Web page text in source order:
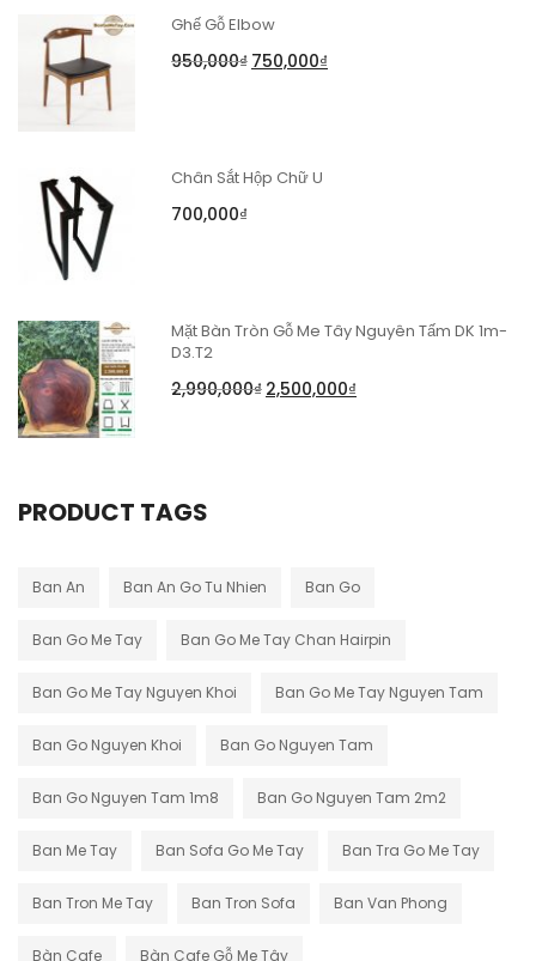
Ghế Gỗ Elbow
950,000₫ 750,000₫
Chân Sắt Hộp Chữ U
700,000₫
Mặt Bàn Tròn Gỗ Me Tây Nguyên Tấm DK 1m-
D3.T2
2,990,000₫ 2,500,000₫
PRODUCT TAGS
Ban An Ban An Go Tu Nhien Ban Go
Ban Go Me Tay Ban Go Me Tay Chan Hairpin
Ban Go Me Tay Nguyen Khoi Ban Go Me Tay Nguyen Tam
Ban Go Nguyen Khoi Ban Go Nguyen Tam
Ban Go Nguyen Tam 1m8 Ban Go Nguyen Tam 2m2
Ban Me Tay Ban Sofa Go Me Tay Ban Tra Go Me Tay
Ban Tron Me Tay Ban Tron Sofa Ban Van Phong
Bàn Cafe Bàn Cafe Gỗ Me Tây